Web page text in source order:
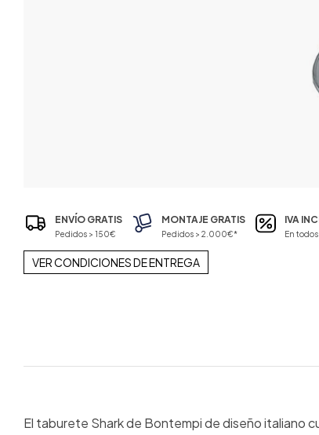
ENVÍO GRATIS
Pedidos > 150€
MONTAJE GRATIS
Pedidos > 2.000€*
IVA
En
VER CONDICIONES DE ENTREGA
El taburete Shark de Bontempi de diseño italiano